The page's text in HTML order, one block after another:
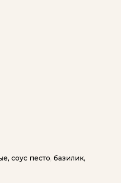
соус песто, базилик,